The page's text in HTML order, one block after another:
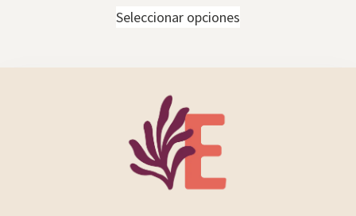
Seleccionar opciones